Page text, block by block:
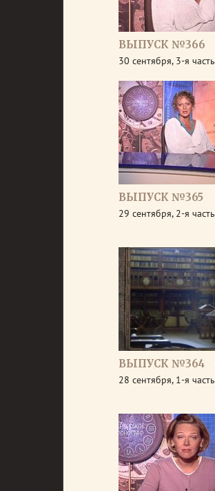
ВЫПУСК №366
30 сентября, 3-я часть
ВЫПУСК №365
29 сентября, 2-я часть
ВЫПУСК №364
28 сентября, 1-я часть